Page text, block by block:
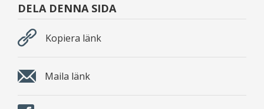
DELA DENNA SIDA
Kopiera länk
Maila länk